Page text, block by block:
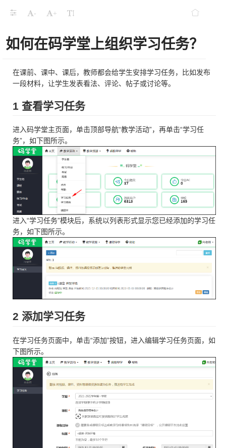
- +
如何在码学堂上组织学习任务？
在课前、课中、课后，教师都会给学生安排学习任务，比如发布
一段材料，让学生发表看法、评论、帖子或讨论等。
1 查看学习任务
进入码学堂主页面，单击顶部导航“教学活动”，再单击“学习任
务”，如下图所示。
进入“学习任务”模块后，系统以列表形式显示您已经添加的学习任
务，如下图所示。
2 添加学习任务
在学习任务页面中，单击“添加”按钮，进入编辑学习任务页面，如
下图所示。